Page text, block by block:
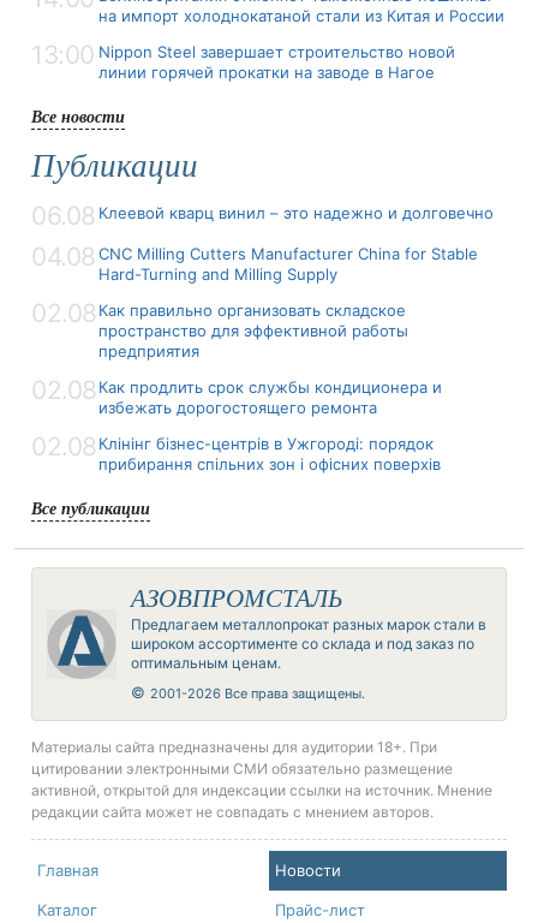
на импорт холоднокатаной стали из Китая и России
13:00 Nippon Steel завершает строительство новой
линии горячей прокатки на заводе в Нагое
Все новости
Публикации
06.08 Клеевой кварц винил – это надежно и долговечно
04.08 CNC Milling Cutters Manufacturer China for Stable
Hard-Turning and Milling Supply
02.08 Как правильно организовать складское
пространство для эффективной работы
предприятия
02.08 Как продлить срок службы кондиционера и
избежать дорогостоящего ремонта
02.08 Клінінг бізнес-центрів в Ужгороді: порядок
прибирання спільних зон і офісних поверхів
Все публикации
АЗОВПРОМСТАЛЬ
Предлагаем металлопрокат разных марок стали в
широком ассортименте со склада и под заказ по
оптимальным ценам.
© 2001-2026 Все права защищены.
Материалы сайта предназначены для аудитории 18+. При
цитировании электронными СМИ обязательно размещение
активной, открытой для индексации ссылки на источник. Мнение
редакции сайта может не совпадать с мнением авторов.
Главная Новости
Каталог Прайс-лист